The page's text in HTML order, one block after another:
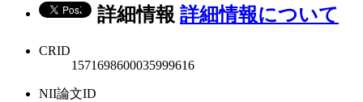
詳細情報 詳細情報について
CRID
1571698600035999616
NII論文ID